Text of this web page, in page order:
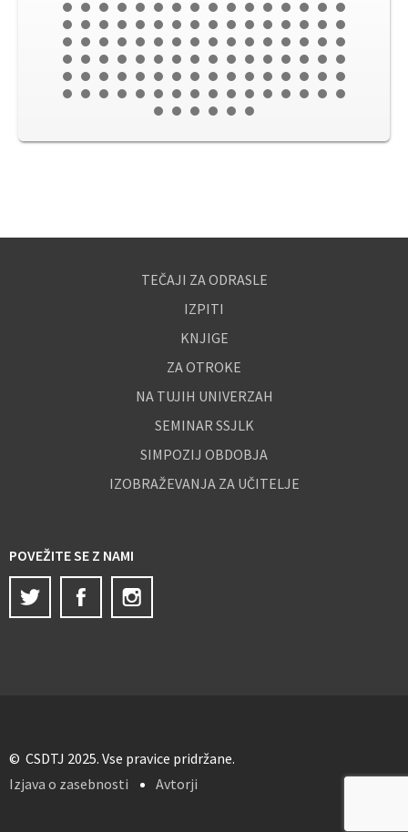
TEČAJI ZA ODRASLE
IZPITI
KNJIGE
ZA OTROKE
NA TUJIH UNIVERZAH
SEMINAR SSJLK
SIMPOZIJ OBDOBJA
IZOBRAŽEVANJA ZA UČITELJE
POVEŽITE SE Z NAMI
Twitter
Facebook
© CSDTJ 2025. Vse pravice pridržane.
Izjava o zasebnosti
Avtorji